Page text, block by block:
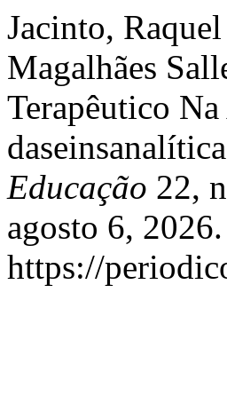
Jacinto,
Magalhães
Terapêutico
Educação 22,
agosto 6, 2026.
https://